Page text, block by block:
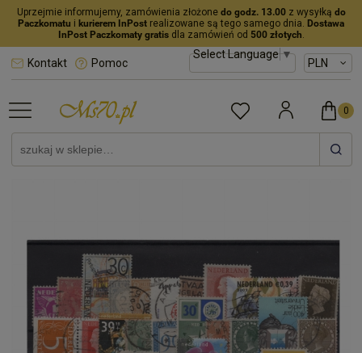
Uprzejmie informujemy, zamówienia złożone do godz. 13.00z wysyłką do
Paczkomatu i kurierem InPost realizowane są tego samego dnia. Dostawa
InPost Paczkomaty gratisdla zamówień od 500 złotych.
Select Language▼
Kontakt Pomoc